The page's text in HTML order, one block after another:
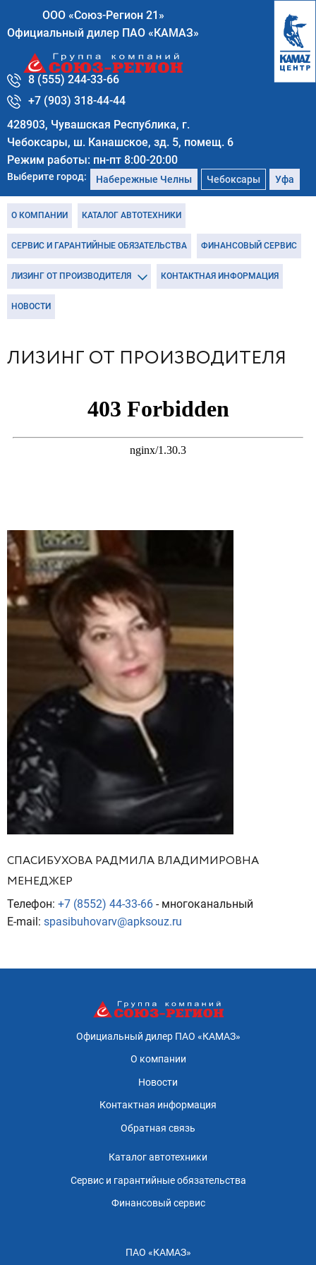
ООО «Союз-Регион 21»
Официальный дилер ПАО «КАМАЗ»
8 (555) 244-33-66
+7 (903) 318-44-44
428903, Чувашская Республика, г.
Чебоксары, ш. Канашское, зд. 5, помещ. 6
Режим работы: пн-пт 8:00-20:00
Выберите город: Набережные Челны Чебоксары Уфа
О КОМПАНИИ КАТАЛОГ АВТОТЕХНИКИ
СЕРВИС И ГАРАНТИЙНЫЕ ОБЯЗАТЕЛЬСТВА ФИНАНСОВЫЙ СЕРВИС
ЛИЗИНГ ОТ ПРОИЗВОДИТЕЛЯ КОНТАКТНАЯ ИНФОРМАЦИЯ
НОВОСТИ
ЛИЗИНГ ОТ ПРОИЗВОДИТЕЛЯ
СПАСИБУХОВА РАДМИЛА ВЛАДИМИРОВНА
МЕНЕДЖЕР
Телефон: +7 (8552) 44-33-66 - многоканальный
E-mail: spasibuhovarv@apksouz.ru
Официальный дилер ПАО «КАМАЗ»
О компании
Новости
Контактная информация
Обратная связь
Каталог автотехники
Сервис и гарантийные обязательства
Финансовый сервис
ПАО «КАМАЗ»